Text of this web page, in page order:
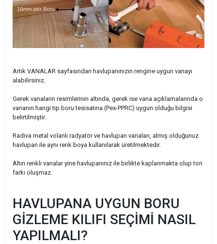
Artık VANALAR sayfasından havlupanınızın rengine uygun vanayı
alabilirsiniz.
Gerek vanaların resimlerinin altında, gerek ise vana açıklamalarında o
vananın hangi tip boru tesisatına (Pex-PPRC) uygun olduğu bilgisi
belirtilmiştir.
Radiva metal volanlı radyatör ve havlupan vanaları, almış olduğunuz
havlupan ile aynı renk boya kullanılarak üretilmektedir.
Altın renkli vanalar yine havlupanınız ile birlikte kaplanmakta olup ton
farkı oluşmaz.
HAVLUPANA UYGUN BORU
GİZLEME KILIFI SEÇİMİ NASIL
YAPILMALI?